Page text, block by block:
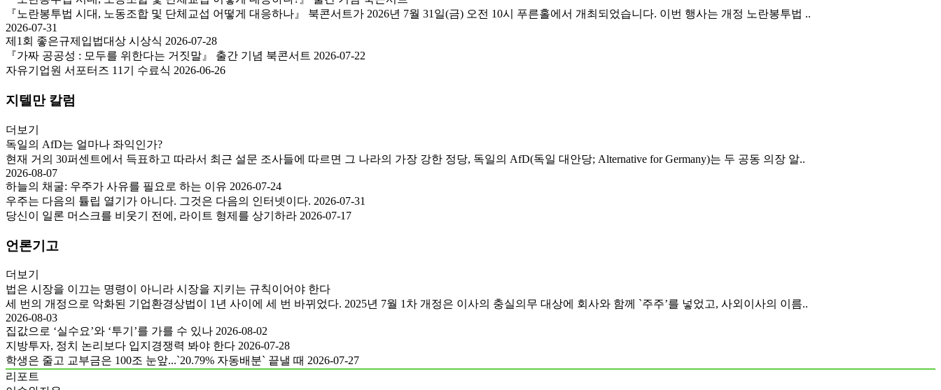
『노란봉투법 시대, 노동조합 및 단체교섭 어떻게 대응하나』 북콘서트가 2026년 7월 31일(금) 오전 10시 푸른홀에서 개최되었습니다. 이번 행사는 개정 노란봉투법 ..
2026-07-31
제1회 좋은규제입법대상 시상식 2026-07-28
『가짜 공공성 : 모두를 위한다는 거짓말』 출간 기념 북콘서트 2026-07-22
자유기업원 서포터즈 11기 수료식 2026-06-26
지텔만 칼럼
더보기
독일의 AfD는 얼마나 좌익인가?
현재 거의 30퍼센트에서 득표하고 따라서 최근 설문 조사들에 따르면 그 나라의 가장 강한 정당, 독일의 AfD(독일 대안당; Alternative for Germany)는 두 공동 의장 알..
2026-08-07
하늘의 채굴: 우주가 사유를 필요로 하는 이유 2026-07-24
우주는 다음의 튤립 열기가 아니다. 그것은 다음의 인터넷이다. 2026-07-31
당신이 일론 머스크를 비웃기 전에, 라이트 형제를 상기하라 2026-07-17
언론기고
더보기
법은 시장을 이끄는 명령이 아니라 시장을 지키는 규칙이어야 한다
세 번의 개정으로 악화된 기업환경상법이 1년 사이에 세 번 바뀌었다. 2025년 7월 1차 개정은 이사의 충실의무 대상에 회사와 함께 `주주’를 넣었고, 사외이사의 이름..
2026-08-03
집값으로 ‘실수요’와 ‘투기’를 가를 수 있나 2026-08-02
지방투자, 정치 논리보다 입지경쟁력 봐야 한다 2026-07-28
학생은 줄고 교부금은 100조 눈앞...`20.79% 자동배분` 끝낼 때 2026-07-27
리포트